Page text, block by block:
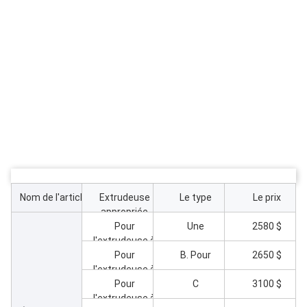
Nom de l'article
Extrudeuse
appropriée
Le type Le prix
Pour
l'extrudeuse à
double vis
conique
ZS55/120
Une 2580 $
Pour
l'extrudeuse à
double vis
conique
B. Pour 2650 $
Pour
l'extrudeuse à
C 3100 $